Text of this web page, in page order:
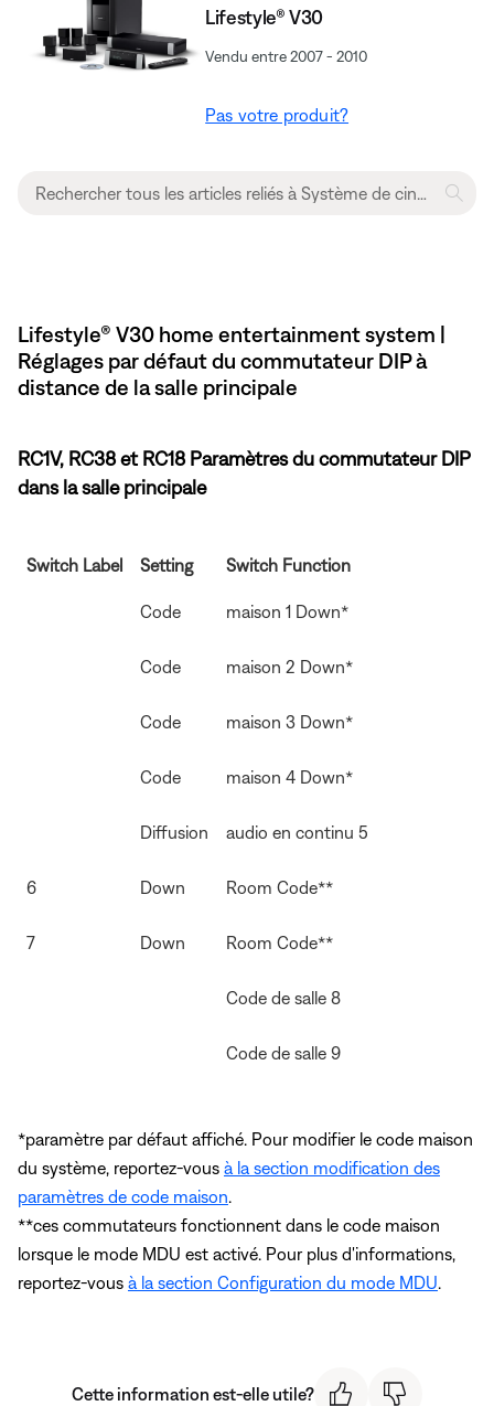
Lifestyle® V30
Vendu entre 2007 - 2010
Pas votre produit?
Lifestyle® V30 home entertainment system |
Réglages par défaut du commutateur DIP à
distance de la salle principale
RC1V, RC38 et RC18 Paramètres du commutateur DIP
dans la salle principale
Switch Label Setting Switch Function
Code maison 1 Down*
Code maison 2 Down*
Code maison 3 Down*
Code maison 4 Down*
Diffusion audio en continu 5
6 Down Room Code**
7 Down Room Code**
Code de salle 8
Code de salle 9
*paramètre par défaut affiché. Pour modifier le code maison
du système, reportez-vous à la section modification des
paramètres de code maison
**ces commutateurs fonctionnent dans le code maison
lorsque le mode MDU est activé. Pour plus d'informations,
reportez-vous à la section Configuration du mode MDU
Cette information est-elle utile?